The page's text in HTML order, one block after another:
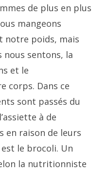
de plus en plus
mangeons
notre poids, mais
nous sentons, la
et le
corps. Dans ce
sont passés du
à de
en raison de leurs
est le brocoli. Un
la nutritionniste